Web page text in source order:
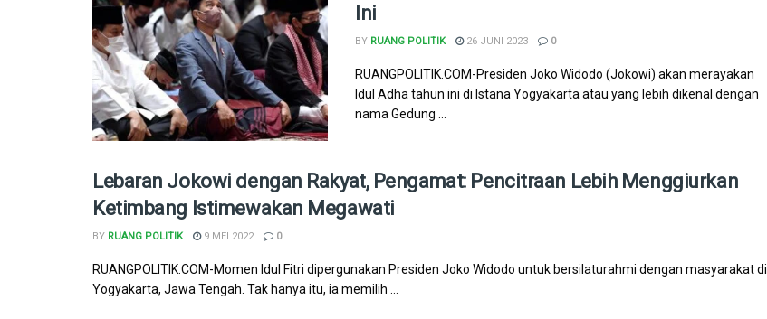
Ini
BY RUANG POLITIK 26 JUNI 2023 0
RUANGPOLITIK.COM-Presiden Joko Widodo (Jokowi) akan merayakan
Idul Adha tahun ini di Istana Yogyakarta atau yang lebih dikenal dengan
nama Gedung ...
Lebaran Jokowi dengan Rakyat, Pengamat: Pencitraan Lebih Menggiurkan
Ketimbang Istimewakan Megawati
BY RUANG POLITIK 9 MEI 2022 0
RUANGPOLITIK.COM-Momen Idul Fitri dipergunakan Presiden Joko Widodo untuk bersilaturahmi dengan masyarakat di
Yogyakarta, Jawa Tengah. Tak hanya itu, ia memilih ...